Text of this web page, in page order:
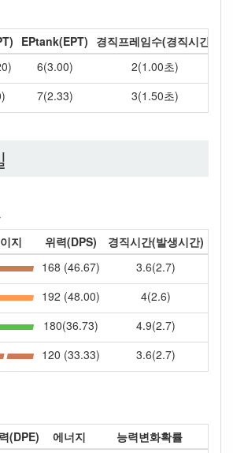
EPtank(EPT) 경직프레임수(경직시간)
6(3.00)
2(1.00초)
7(2.33) 3(1.50초)
지 위력(DPS)
경직시간(발생시간)
168 (46.67)
3.6(2.7)
192 (48.00)
4(2.6)
180(36.73)
4.9(2.7)
120 (33.33) 3.6(2.7)
(DPE) 에너지
능력변화확률